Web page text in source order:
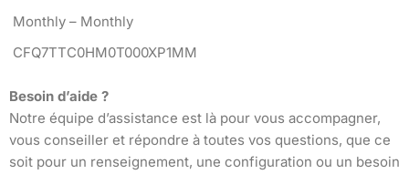
Monthly – Monthly
CFQ7TTC0HM0T000XP1MM
Besoin d’aide ?
Notre équipe d’assistance est là pour vous accompagner,
vous conseiller et répondre à toutes vos questions, que ce
soit pour un renseignement, une configuration ou un besoin